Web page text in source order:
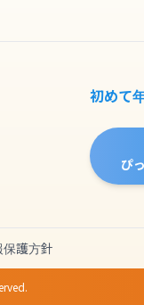
初めて
ぴ
護方針